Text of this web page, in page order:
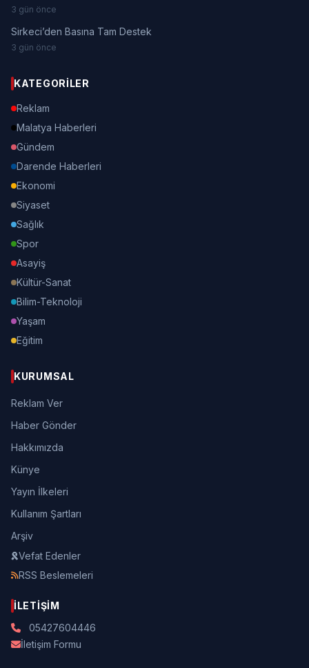
3 gün önce
Sirkeci’den Basına Tam Destek
3 gün önce
KATEGORILER
Reklam
Malatya Haberleri
Gündem
Darende Haberleri
Ekonomi
Siyaset
Sağlık
Spor
Asayiş
Kültür-Sanat
Bilim-Teknoloji
Yaşam
Eğitim
KURUMSAL
Reklam Ver
Haber Gönder
Hakkımızda
Künye
Yayın İlkeleri
Kullanım Şartları
Arşiv
Vefat Edenler
RSS Beslemeleri
İLETIŞIM
05427604446
İletişim Formu